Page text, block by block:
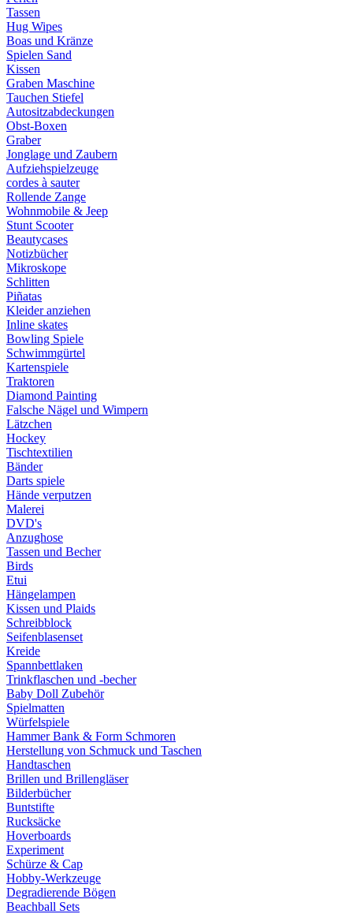
Tassen
Hug Wipes
Boas und Kränze
Spielen Sand
Kissen
Graben Maschine
Tauchen Stiefel
Autositzabdeckungen
Obst-Boxen
Graber
Jonglage und Zaubern
Aufziehspielzeuge
cordes à sauter
Rollende Zange
Wohnmobile & Jeep
Stunt Scooter
Beautycases
Notizbücher
Mikroskope
Schlitten
Piñatas
Kleider anziehen
Inline skates
Bowling Spiele
Schwimmgürtel
Kartenspiele
Traktoren
Diamond Painting
Falsche Nägel und Wimpern
Lätzchen
Hockey
Tischtextilien
Bänder
Darts spiele
Hände verputzen
Malerei
DVD's
Anzughose
Tassen und Becher
Birds
Etui
Hängelampen
Kissen und Plaids
Schreibblock
Seifenblasenset
Kreide
Spannbettlaken
Trinkflaschen und -becher
Baby Doll Zubehör
Spielmatten
Würfelspiele
Hammer Bank & Form Schmoren
Herstellung von Schmuck und Taschen
Handtaschen
Brillen und Brillengläser
Bilderbücher
Buntstifte
Rucksäcke
Hoverboards
Experiment
Schürze & Cap
Hobby-Werkzeuge
Degradierende Bögen
Beachball Sets